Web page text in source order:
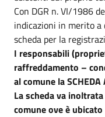
Con DGR n. VI/1986
indicazioni in merito
scheda per la
I responsabili
raffreddamento –
al comune la SCHEDA
La scheda va
comune ove è